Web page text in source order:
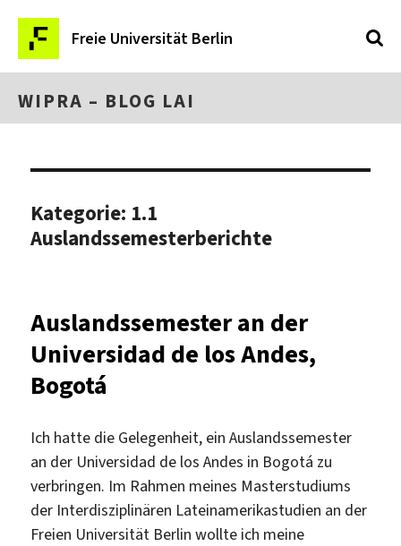
Freie Universität Berlin
WIPRA – BLOG LAI
Kategorie: 1.1
Auslandssemesterberichte
Auslandssemester an der
Universidad de los Andes,
Bogotá
Ich hatte die Gelegenheit, ein Auslandssemester
an der Universidad de los Andes in Bogotá zu
verbringen. Im Rahmen meines Masterstudiums
der Interdisziplinären Lateinamerikastudien an der
Freien Universität Berlin wollte ich meine